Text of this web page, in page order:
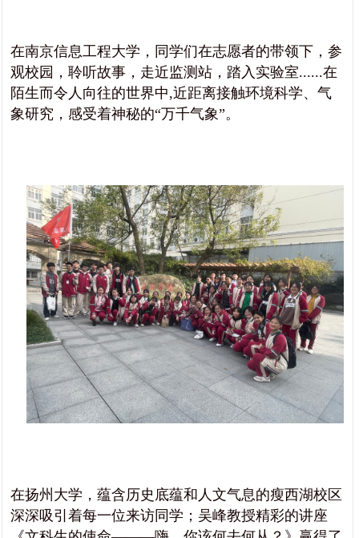
在南京信息工程大学，同学们在志愿者的带领下，参
观校园，聆听故事，走近监测站，踏入实验室......在
陌生而令人向往的世界中,近距离接触环境科学、气
象研究，感受着神秘的“万千气象”。
在扬州大学，蕴含历史底蕴和人文气息的瘦西湖校区
深深吸引着每一位来访同学；吴峰教授精彩的讲座